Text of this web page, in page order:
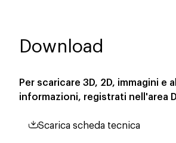
Download
Per scaricare 3D, 2D, immagini e
informazioni, registrati nell'area
Scarica scheda tecnica